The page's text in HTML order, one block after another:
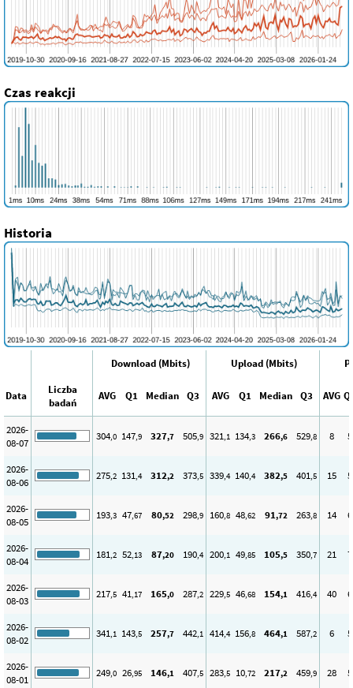
Czas reakcji
Historia
Download (Mbits) Upload (Mbits)
Data
Liczba
badań
AVG Q1 Median Q3 AVG Q1 Median Q3 AVG
2026-
08-07
304,0 147,9 327,7 505,9 321,1 134,3 266,6 529,8 8 5
2026-
08-06
275,2 131,4 312,2 373,5 339,4 140,4 382,5 401,5 15 5
2026-
08-05
193,3 47,67 80,52 298,9 160,8 48,62 91,72 263,8 14 6
2026-
08-04
181,2 52,13 87,20 190,4 200,1 49,85 105,5 350,7 21 7
2026-
08-03
217,5 41,17 165,0 287,2 229,5 46,68 154,1 416,4 40 6
2026-
08-02
341,1 143,5 257,7 442,1 414,4 156,8 464,1 587,2 6 5
2026-
08-01
249,0 26,95 146,1 407,5 283,5 10,72 217,2 459,9 28 5